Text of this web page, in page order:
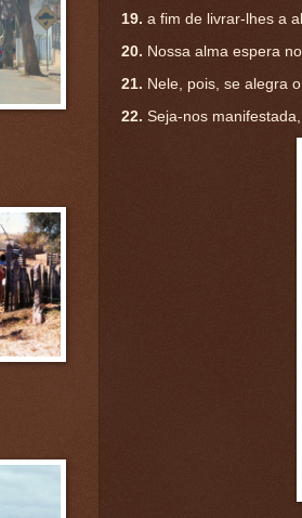
19. a fim de livrar-lhes a
20. Nossa alma espera
21. Nele, pois, se alegra
22. Seja-nos